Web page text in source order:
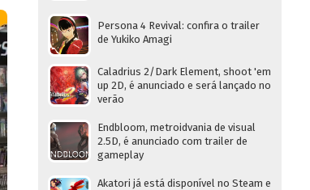
Persona 4 Revival: confira o trailer
de Yukiko Amagi
Caladrius 2/Dark Element, shoot 'em
up 2D, é anunciado e será lançado no
verão
Endbloom, metroidvania de visual
2.5D, é anunciado com trailer de
gameplay
Akatori já está disponível no Steam e